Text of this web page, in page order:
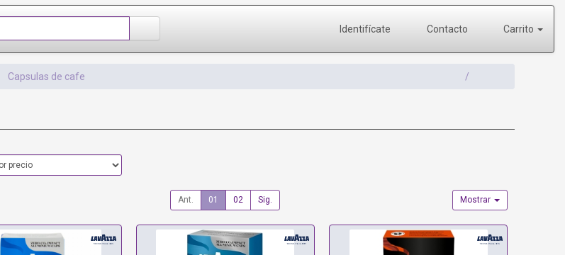
Identifícate Contacto Carrito
Capsulas de cafe
Ant. 01 02 Sig. Mostrar